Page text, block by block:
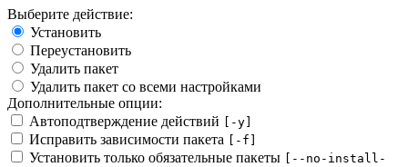
Выберите действие:
Установить
Переустановить
Удалить пакет
Удалить пакет со всеми настройками
Дополнительные опции:
Автоподтверждение действий
[-y]
Исправить зависимости пакета [-f]
Установить только обязательные пакеты
[--no-install-